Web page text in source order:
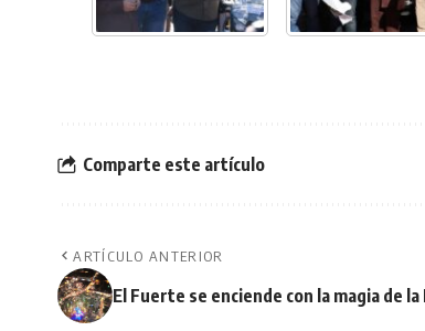
Comparte este artículo
ARTÍCULO ANTERIOR
El Fuerte se enciende con la magia de la